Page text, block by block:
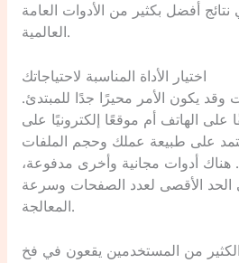
نتائج أفضل بكثير من الأدوات العامة
العالمية.
اختيار الأداة المناسبة لاحتياجاتك
وقد يكون الأمر محيرًا جدًا للمبتدئ.
الهاتف أم موقعًا إلكترونيًا على
تعتمد على طبيعة عملك وحجم الملفات
هناك أدوات مجانية وأخرى مدفوعة،
الحد الأقصى لعدد الصفحات وسرعة
المعالجة.
من المستخدمين يقعون في فخ